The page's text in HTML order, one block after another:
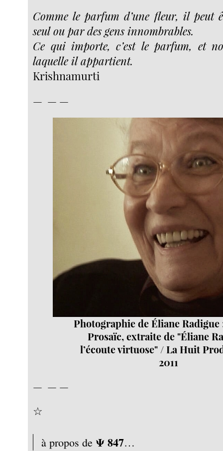
Comme le parfum d’une fleur, il peut
seul ou par des gens innombrables.
Ce qui importe, c’est le parfum, et
laquelle il appartient.
Krishnamurti
— — —
Photographie de Éliane
Prosaïc, extraite de "Éliane
l’écoute virtuose" / La Huit
2011
— — —
☆
à propos de Ψ 847…